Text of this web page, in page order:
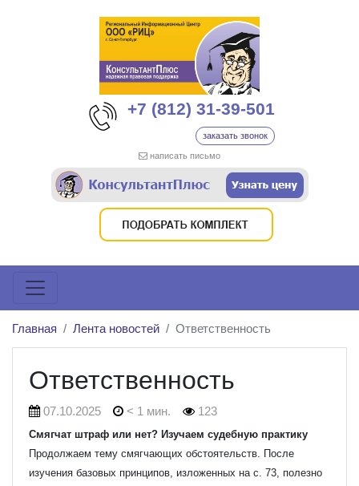
+7 (812) 31-39-501
заказать звонок
написать письмо
Главная Лента новостей Ответственность
Ответственность
07.10.2025 < 1 мин. 123
Смягчат штраф или нет? Изучаем судебную практику
Продолжаем тему смягчающих обстоятельств. После
изучения базовых принципов, изложенных на с. 73, полезно